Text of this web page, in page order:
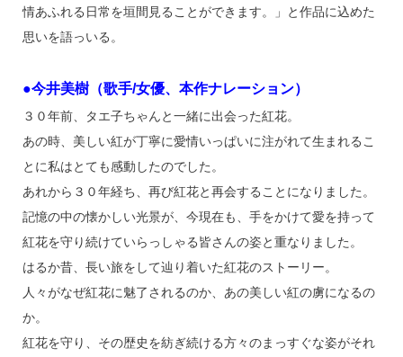
情あふれる日常を垣間見ることができます。」と作品に込めた
思いを語っいる。
●今井美樹（歌手/女優、本作ナレーション）
３０年前、タエ子ちゃんと一緒に出会った紅花。
あの時、美しい紅が丁寧に愛情いっぱいに注がれて生まれるこ
とに私はとても感動したのでした。
あれから３０年経ち、再び紅花と再会することになりました。
記憶の中の懐かしい光景が、今現在も、手をかけて愛を持って
紅花を守り続けていらっしゃる皆さんの姿と重なりました。
はるか昔、長い旅をして辿り着いた紅花のストーリー。
人々がなぜ紅花に魅了されるのか、あの美しい紅の虜になるの
か。
紅花を守り、その歴史を紡ぎ続ける方々のまっすぐな姿がそれ